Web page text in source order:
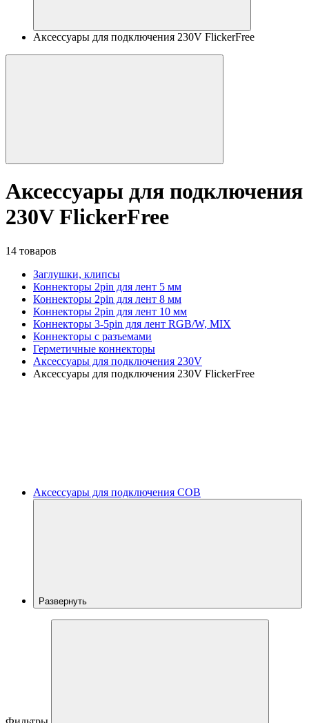
Аксессуары для подключения 230V FlickerFree
Аксессуары для подключения
230V FlickerFree
14 товаров
Заглушки, клипсы
Коннекторы 2pin для лент 5 мм
Коннекторы 2pin для лент 8 мм
Коннекторы 2pin для лент 10 мм
Коннекторы 3-5pin для лент RGB/W, MIX
Коннекторы с разъемами
Герметичные коннекторы
Аксессуары для подключения 230V
Аксессуары для подключения 230V FlickerFree
Аксессуары для подключения COB
Развернуть